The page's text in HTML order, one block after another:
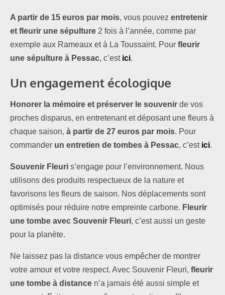
A partir de 15 euros par mois, vous pouvez entretenir
et fleurir une sépulture 2 fois à l’année, comme par
exemple aux Rameaux et à La Toussaint. Pour fleurir
une sépulture à Pessac, c’est ici.
Un engagement écologique
Honorer la mémoire et préserver le souvenir de vos
proches disparus, en entretenant et déposant une fleurs à
chaque saison, à partir de 27 euros par mois. Pour
commander un entretien de tombes à Pessac, c’est ici.
Souvenir Fleuri s’engage pour l’environnement. Nous
utilisons des produits respectueux de la nature et
favorisons les fleurs de saison. Nos déplacements sont
optimisés pour réduire notre empreinte carbone. Fleurir
une tombe avec Souvenir Fleuri, c’est aussi un geste
pour la planète.
Ne laissez pas la distance vous empêcher de montrer
votre amour et votre respect. Avec Souvenir Fleuri, fleurir
une tombe à distance n’a jamais été aussi simple et